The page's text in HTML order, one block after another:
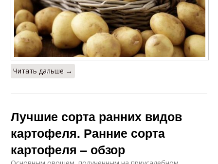
Читать дальше →
Лучшие сорта ранних видов
картофеля. Ранние сорта
картофеля – обзор